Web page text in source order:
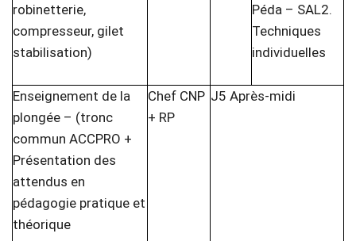
robinetterie,
compresseur, gilet
stabilisation)
Péda – SAL2.
Techniques
individuelles
Enseignement de la
plongée – (tronc
commun ACCPRO +
Présentation des
attendus en
pédagogie pratique et
théorique
Chef CNP
+ RP
J5 Après-midi